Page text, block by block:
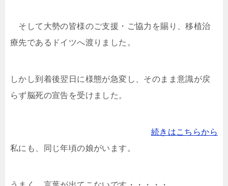
そして大勢の皆様のご支援・ご協力を賜り、移植治
療先であるドイツへ渡りました。
しかし到着後翌日に様態が急変し、そのまま意識が戻
らず脳死の宣告を受けました。
続きはこちらから
私にも、同じ年頃の娘がいます。